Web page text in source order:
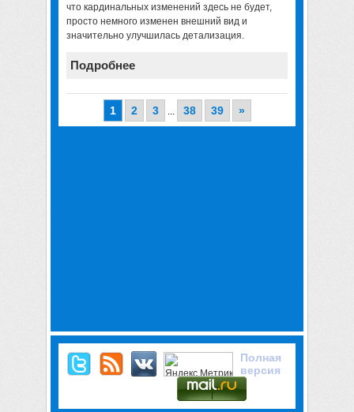
что кардинальных изменений здесь не будет,
просто немного изменен внешний вид и
значительно улучшилась детализация.
Подробнее
1 2 3 38 39 »
Полная
версия